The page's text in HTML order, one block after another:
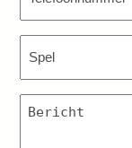
Bericht (Vereist)